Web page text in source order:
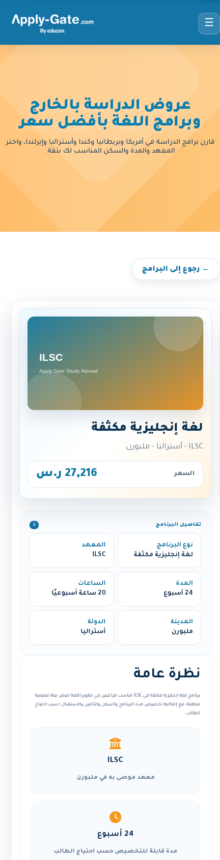
☰
عروض الدراسة بالخارج
وبرامج اللغة بأفضل سعر
قارن برامج الدراسة في أمريكا وبريطانيا وكندا وأستراليا وإيرلندا، واختر
المعهد والمدة والسكن المناسب لك بثقة.
← رجوع إلى البرامج
لغة إنجليزية مكثفة
ILSC - أستراليا - ملبورن
السعر 27,216 ر.س
تفاصيل البرنامج ℹ️
نوع البرنامج
لغة إنجليزية مكثفة
المعهد
ILSC
المدة
24 أسبوع
الساعات
20 ساعة أسبوعيًا
المدينة
ملبورن
الدولة
أستراليا
نظرة عامة
برنامج لغة إنجليزية مكثفة في ILSC مناسب للراغبين في تطوير اللغة ضمن بيئة تعليمية
منظمة، مع إمكانية تخصيص مدة البرنامج والسكن والتأمين والاستقبال حسب احتياج
الطالب.
ILSC
معهد موصى به في ملبورن
24 أسبوع
مدة قابلة للتخصيص حسب احتياج الطالب